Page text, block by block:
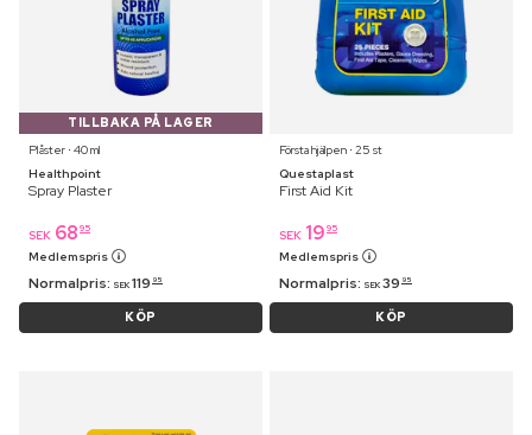
TILLBAKA PÅ LAGER
Plåster ⋅ 40 ml
Healthpoint
Spray Plaster
SEK 68 95
Medlemspris
Normalpris: SEK 119 95
KÖP
Första hjälpen ⋅ 25 st
Questaplast
First Aid Kit
SEK 19 95
Medlemspris
Normalpris: SEK 39 95
KÖP